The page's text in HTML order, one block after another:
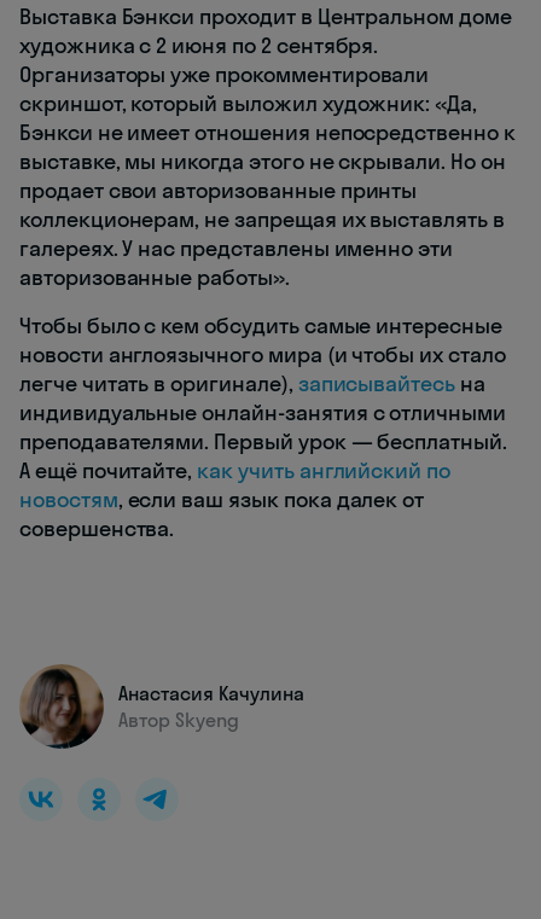
Выставка Бэнкси проходит в Центральном доме
художника с 2 июня по 2 сентября.
Организаторы уже прокомментировали
скриншот, который выложил художник: «Да,
Бэнкси не имеет отношения непосредственно к
выставке, мы никогда этого не скрывали. Но он
продает свои авторизованные принты
коллекционерам, не запрещая их выставлять в
галереях. У нас представлены именно эти
авторизованные работы».
Чтобы было с кем обсудить самые интересные
новости англоязычного мира (и чтобы их стало
легче читать в оригинале), записывайтесь на
индивидуальные онлайн-занятия с отличными
преподавателями. Первый урок — бесплатный.
А ещё почитайте, как учить английский по
новостям, если ваш язык пока далек от
совершенства.
Анастасия Качулина
Автор Skyeng